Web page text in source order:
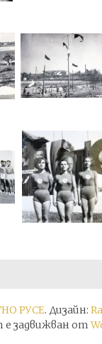
РУСЕ. Дизайн:
задвижван от